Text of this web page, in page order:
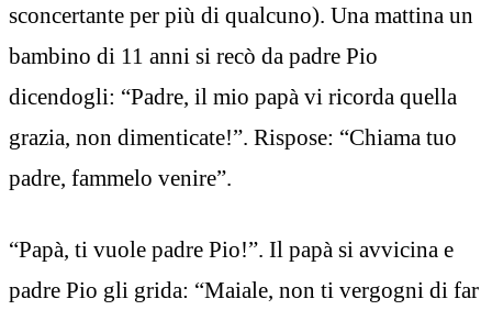
sconcertante per più di qualcuno). Una mattina un
bambino di 11 anni si recò da padre Pio
dicendogli: “Padre, il mio papà vi ricorda quella
grazia, non dimenticate!”. Rispose: “Chiama tuo
padre, fammelo venire”.
“Papà, ti vuole padre Pio!”. Il papà si avvicina e
padre Pio gli grida: “Maiale, non ti vergogni di far